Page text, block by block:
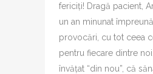
fericiți! Dragă pacient,
un an minunat
provocări, cu tot ceea
pentru fiecare dintre
învățat “din nou”, că